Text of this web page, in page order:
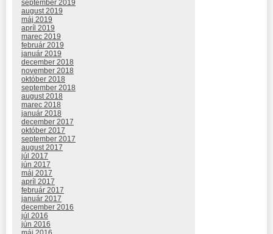
september 2019
august 2019
máj 2019
apríl 2019
marec 2019
február 2019
január 2019
december 2018
november 2018
október 2018
september 2018
august 2018
marec 2018
január 2018
december 2017
október 2017
september 2017
august 2017
júl 2017
jún 2017
máj 2017
apríl 2017
február 2017
január 2017
december 2016
júl 2016
jún 2016